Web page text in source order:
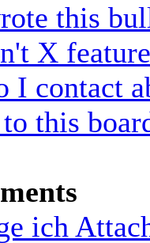
this
X
I contact
this
ich